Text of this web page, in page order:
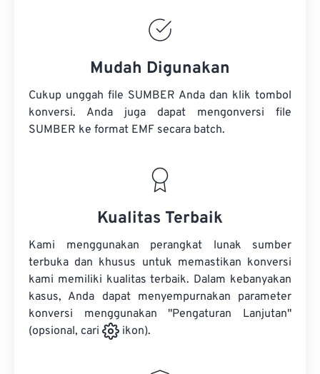
Mudah Digunakan
Cukup unggah file SUMBER Anda dan klik tombol
konversi. Anda juga dapat mengonversi file
SUMBER ke format EMF secara batch.
Kualitas Terbaik
Kami menggunakan perangkat lunak sumber
terbuka dan khusus untuk memastikan konversi
kami memiliki kualitas terbaik. Dalam kebanyakan
kasus, Anda dapat menyempurnakan parameter
konversi menggunakan "Pengaturan Lanjutan"
(opsional, cari
ikon).